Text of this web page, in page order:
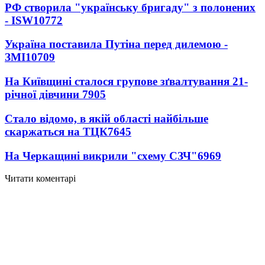
РФ створила "українську бригаду" з полонених
- ISW10772
Україна поставила Путіна перед дилемою -
ЗМІ10709
На Київщині сталося групове зґвалтування 21-
річної дівчини 7905
Стало відомо, в якій області найбільше
скаржаться на ТЦК7645
На Черкащині викрили "схему СЗЧ"6969
Читати коментарі